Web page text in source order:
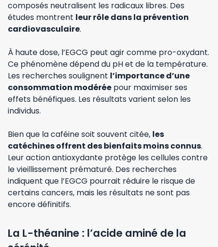
composés neutralisent les radicaux libres. Des
études montrent leur rôle dans la prévention
cardiovasculaire.
À haute dose, l’EGCG peut agir comme pro-oxydant.
Ce phénomène dépend du pH et de la température.
Les recherches soulignent l’importance d’une
consommation modérée pour maximiser ses
effets bénéfiques. Les résultats varient selon les
individus.
Bien que la caféine soit souvent citée, les
catéchines offrent des bienfaits moins connus.
Leur action antioxydante protège les cellules contre
le vieillissement prématuré. Des recherches
indiquent que l’EGCG pourrait réduire le risque de
certains cancers, mais les résultats ne sont pas
encore définitifs.
La L-théanine : l’acide aminé de la